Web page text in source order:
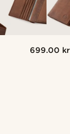
699.00 kr